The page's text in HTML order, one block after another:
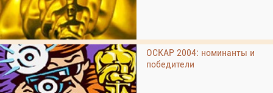
ОСКАР 2004: номинанты и
победители